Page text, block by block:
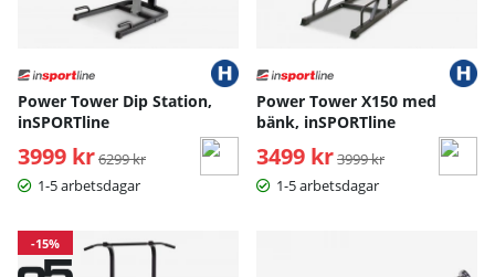
Power Tower Dip Station,
inSPORTline
3999 kr Ordinarie pris:
6299 kr
1-5 arbetsdagar
Power Tower X150 med
bänk, inSPORTline
3499 kr Ordinarie pris:
3999 kr
1-5 arbetsdagar
-15%